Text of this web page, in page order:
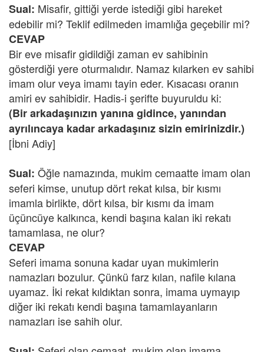
Sual: Misafir, gittiği yerde istediği gibi hareket
edebilir mi? Teklif edilmeden imamlığa geçebilir mi?
CEVAP
Bir eve misafir gidildiği zaman ev sahibinin
gösterdiği yere oturmalıdır. Namaz kılarken ev sahibi
imam olur veya imamı tayin eder. Kısacası oranın
amiri ev sahibidir. Hadis-i şerifte buyuruldu ki:
(Bir arkadaşınızın yanına gidince, yanından
ayrılıncaya kadar arkadaşınız sizin emirinizdir.)
[İbni Adiy]
Sual: Öğle namazında, mukim cemaatte imam olan
seferi kimse, unutup dört rekat kılsa, bir kısmı
imamla birlikte, dört kılsa, bir kısmı da imam
üçüncüye kalkınca, kendi başına kalan iki rekatı
tamamlasa, ne olur?
CEVAP
Seferi imama sonuna kadar uyan mukimlerin
namazları bozulur. Çünkü farz kılan, nafile kılana
uyamaz. İki rekat kıldıktan sonra, imama uymayıp
diğer iki rekatı kendi başına tamamlayanların
namazları ise sahih olur.